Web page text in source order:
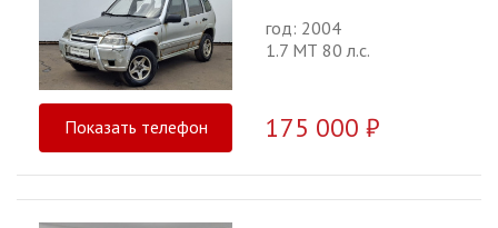
год: 2004
1.7 МТ 80 л.с.
Показать телефон 175 000 ₽